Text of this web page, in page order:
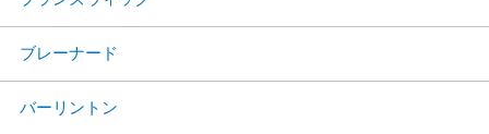
ブレーナード
バーリントン